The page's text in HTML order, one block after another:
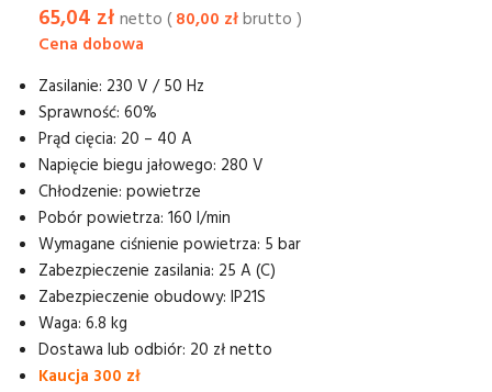
65,04 zł netto (80,00 złbrutto )
Zasilanie: 230 V / 50 Hz
Sprawność: 60%
Prąd cięcia: 20 – 40 A
Napięcie biegu jałowego: 280 V
Chłodzenie: powietrze
Pobór powietrza: 160 l/min
Wymagane ciśnienie powietrza: 5 bar
Zabezpieczenie zasilania: 25 A (C)
Zabezpieczenie obudowy: IP21S
Waga: 6.8 kg
Dostawa lub odbiór: 20 zł netto
Kaucja 300 zł